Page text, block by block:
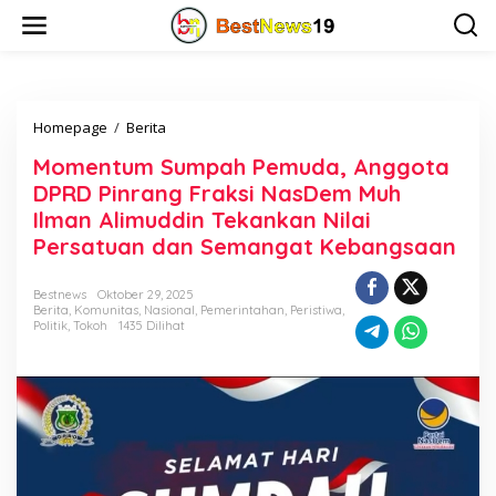
Homepage / Berita
m
e
n
t
u
S
u
m
m
u
d
Momentum Sumpah Pemuda, Anggota
DPRD Pinrang Fraksi NasDem Muh
Ilman Alimuddin Tekankan Nilai
Persatuan dan Semangat Kebangsaan
Bestnews
Oktober 29, 2025
Berita, Komunitas, Nasional, Pemerintahan, Peristiwa,
Politik, Tokoh 1435 Dilihat